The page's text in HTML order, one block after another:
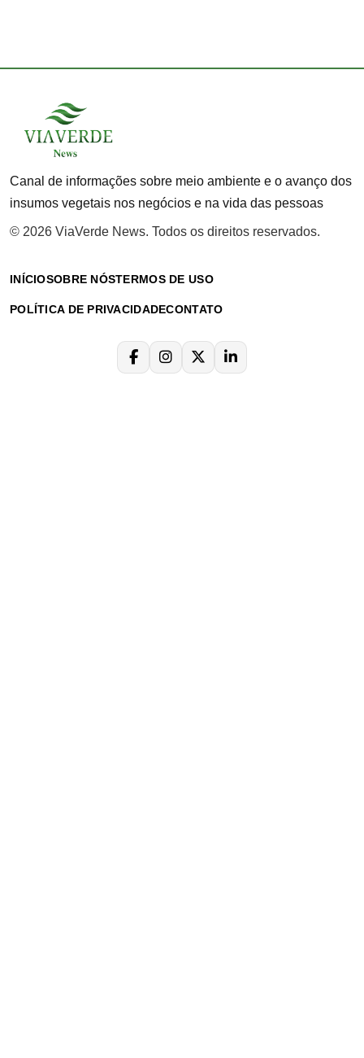
Canal de informações sobre meio ambiente e o avanço dos
insumos vegetais nos negócios e na vida das pessoas
© 2026 ViaVerde News. Todos os direitos reservados.
INÍCIOSOBRE NÓSTERMOS DE USO
POLÍTICA DE PRIVACIDADECONTATO